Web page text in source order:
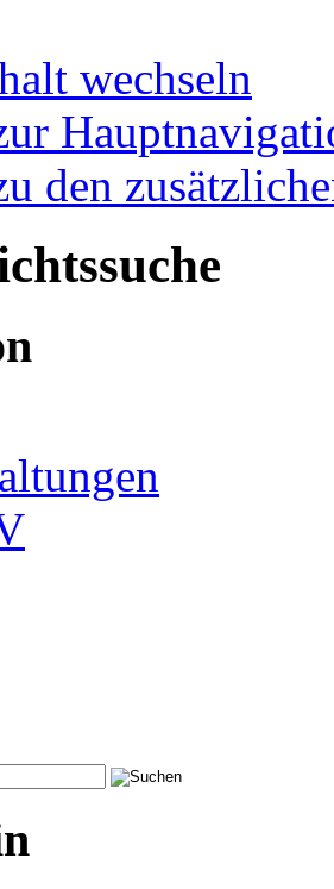
wechseln
den